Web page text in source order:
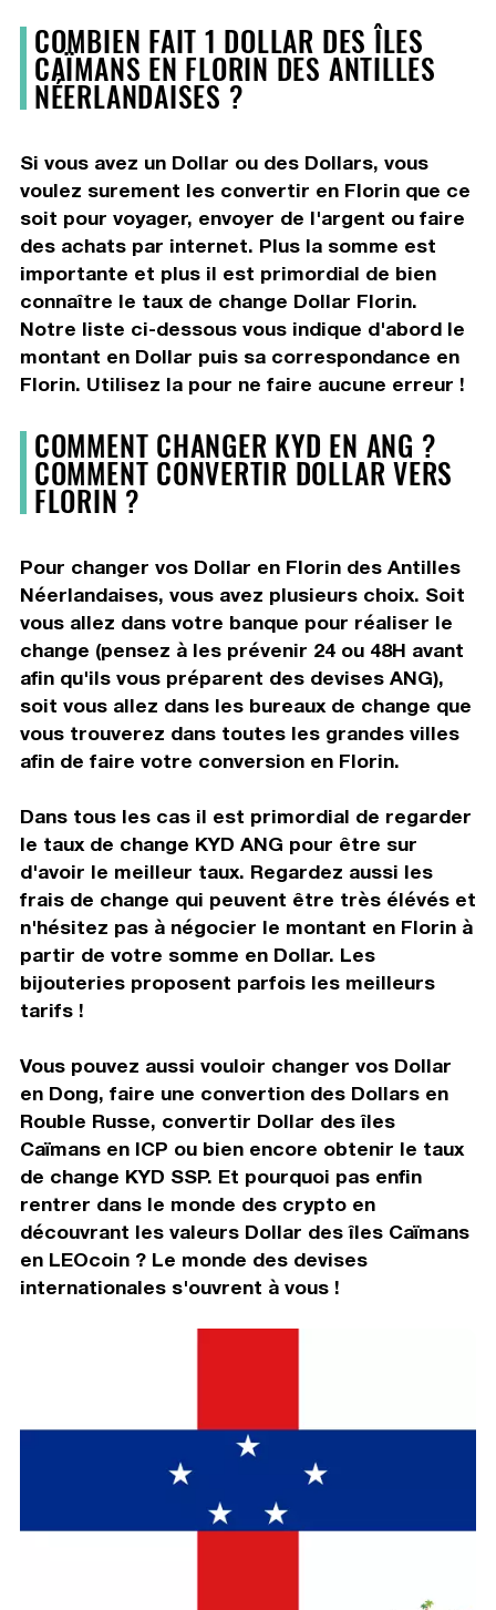
COMBIEN FAIT 1 DOLLAR DES ÎLES
CAÏMANS EN FLORIN DES ANTILLES
NÉERLANDAISES ?
Si vous avez un Dollar ou des Dollars, vous
voulez surement les convertir en Florin que ce
soit pour voyager, envoyer de l'argent ou faire
des achats par internet. Plus la somme est
importante et plus il est primordial de bien
connaître le taux de change Dollar Florin.
Notre liste ci-dessous vous indique d'abord le
montant en Dollar puis sa correspondance en
Florin. Utilisez la pour ne faire aucune erreur !
COMMENT CHANGER KYD EN ANG ?
COMMENT CONVERTIR DOLLAR VERS
FLORIN ?
Pour changer vos Dollar en Florin des Antilles
Néerlandaises, vous avez plusieurs choix. Soit
vous allez dans votre banque pour réaliser le
change (pensez à les prévenir 24 ou 48H avant
afin qu'ils vous préparent des devises ANG),
soit vous allez dans les bureaux de change que
vous trouverez dans toutes les grandes villes
afin de faire votre conversion en Florin.
Dans tous les cas il est primordial de regarder
le taux de change KYD ANG pour être sur
d'avoir le meilleur taux. Regardez aussi les
frais de change qui peuvent être très élévés et
n'hésitez pas à négocier le montant en Florin à
partir de votre somme en Dollar. Les
bijouteries proposent parfois les meilleurs
tarifs !
Vous pouvez aussi vouloir changer vos Dollar
en Dong, faire une convertion des Dollars en
Rouble Russe, convertir Dollar des îles
Caïmans en ICP ou bien encore obtenir le taux
de change KYD SSP. Et pourquoi pas enfin
rentrer dans le monde des crypto en
découvrant les valeurs Dollar des îles Caïmans
en LEOcoin ? Le monde des devises
internationales s'ouvrent à vous !